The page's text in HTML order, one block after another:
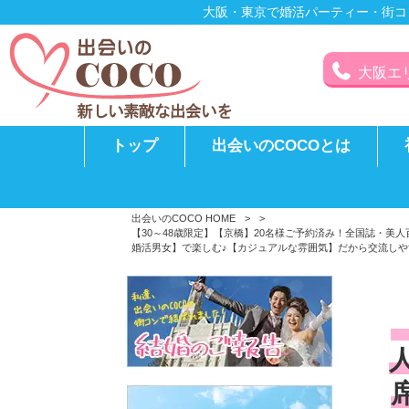
大阪・東京で婚活パーティー・街
大阪エ
トップ 出会いのCOCOとは
出会いのCOCO HOME >
>
【30～48歳限定】【京橋】20名様ご予約済み！全国誌・美
婚活男女】で楽しむ♪【カジュアルな雰囲気】だから交流し